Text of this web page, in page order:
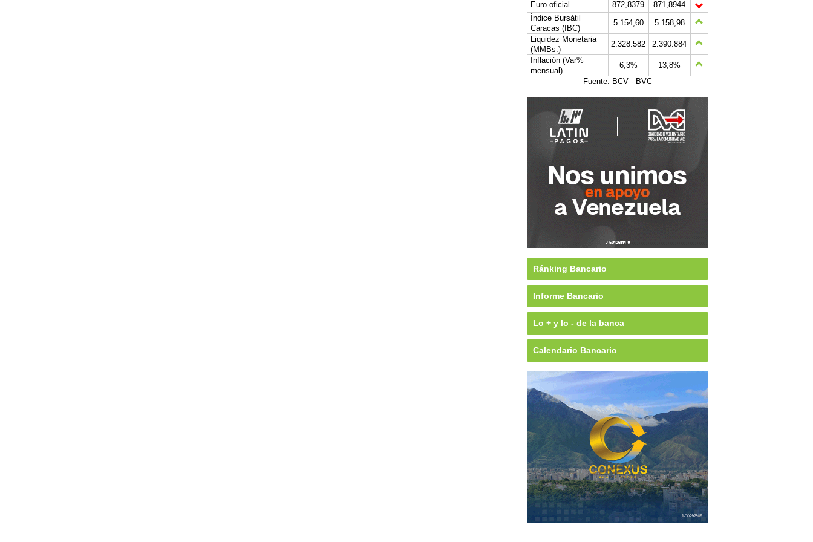
Euro oficial 872,8379
871,8944
Índice Bursátil
Caracas (IBC)
5.154,60
5.158,98
Liquidez Monetaria
(MMBs.)
2.328.582
2.390.884
Inflación (Var%
mensual)
6,3%
13,8%
Fuente: BCV - BVC
Ránking Bancario
Informe Bancario
Lo + y lo - de la banca
Calendario Bancario